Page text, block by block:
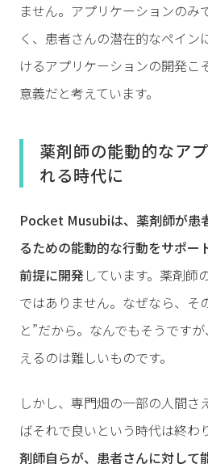
ません。アプリケーションのみ
く、患者さんの潜在的なペイン
けるアプリケーションの開発こ
意義だと考えています。
薬剤師の能動的なア
れる時代に
Pocket Musubiは、薬剤師が患
るための能動的な行動をサポー
前提に開発しています。薬剤師
ではありません。なぜなら、そ
と”だから。なんでもそうです
えるのは難しいものです。
しかし、専門畑の一部の人間さ
ばそれで良いという時代は終わ
剤師自らが、患者さんに対して